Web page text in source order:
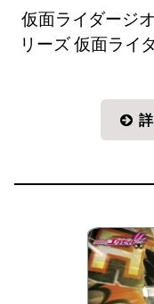
仮面ライダージ
リーズ 仮面ライ